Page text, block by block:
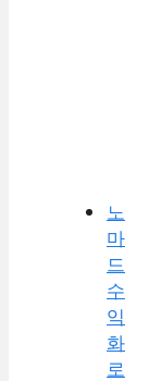
노
마
드
수
익
화
로